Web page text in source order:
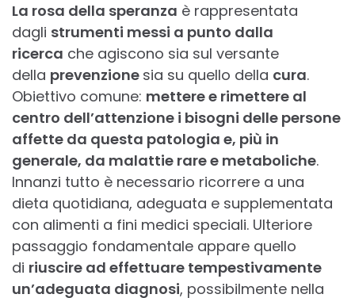
La rosa della speranza è rappresentata
dagli strumenti messi a punto dalla
ricerca che agiscono sia sul versante
della prevenzione sia su quello della cura.
Obiettivo comune: mettere e rimettere al
centro dell’attenzione i bisogni delle persone
affette da questa patologia e, più in
generale, da malattie rare e metaboliche.
Innanzi tutto è necessario ricorrere a una
dieta quotidiana, adeguata e supplementata
con alimenti a fini medici speciali. Ulteriore
passaggio fondamentale appare quello
di riuscire ad effettuare tempestivamente
un’adeguata diagnosi, possibilmente nella